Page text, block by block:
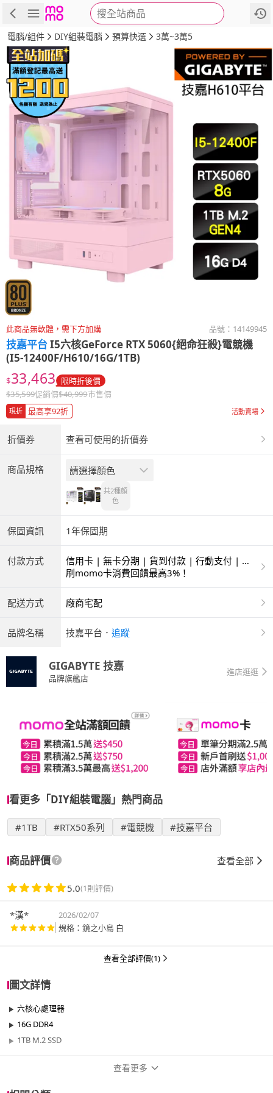
搜全站商品
商品 評價 詳情
電腦/組件 DIY組裝電腦 預算快選 3萬~3萬5
此商品無軟體，需下方加購 品號： 14149945
技嘉平台I5六核GeForce RTX 5060{絕命狂殺}電競機
(I5-12400F/H610/16G/1TB)
$33,463 限時折後價
$35,599促銷價$40,999市售價
現折 最高享92折 活動賣場
折價券 查看可使用的折價券
商品規格 請選擇顏色
共2種顏
色
保固資訊 1年保固期
付款方式
信用卡 | 無卡分期 | 貨到付款 | 行動支付 | 銀
聯卡
刷momo卡消費回饋最高3%！
配送方式 廠商宅配
品牌名稱 技嘉平台 ． 追蹤
GIGABYTE 技嘉
品牌旗艦店
進店逛逛
看更多「DIY組裝電腦」熱門商品
#1TB #RTX50系列 #電競機 #技嘉平台
商品評價 查看全部
5.0(1則評價)
*漢*
2026/02/07
規格：鏡之小島 白
查看全部評價(1)
圖文詳情
六核心處理器
16G DDR4
1TB M.2 SSD
查看更多